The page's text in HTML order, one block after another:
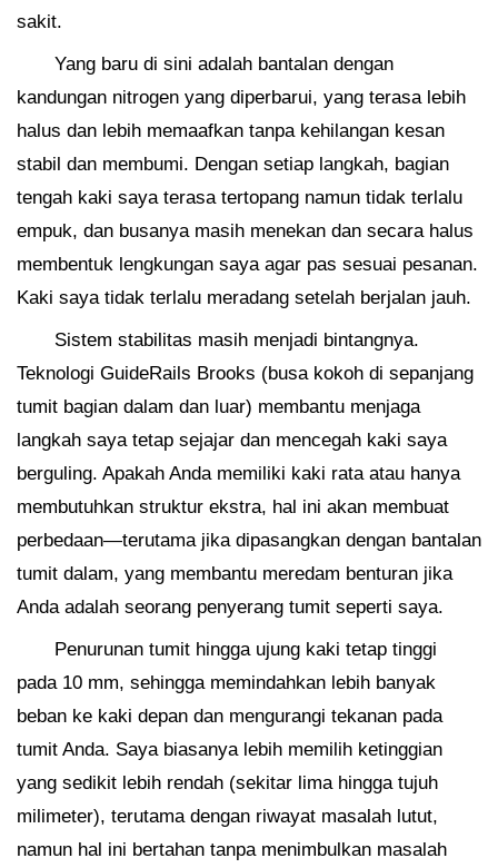
sakit.
Yang baru di sini adalah bantalan dengan
kandungan nitrogen yang diperbarui, yang terasa lebih
halus dan lebih memaafkan tanpa kehilangan kesan
stabil dan membumi. Dengan setiap langkah, bagian
tengah kaki saya terasa tertopang namun tidak terlalu
empuk, dan busanya masih menekan dan secara halus
membentuk lengkungan saya agar pas sesuai pesanan.
Kaki saya tidak terlalu meradang setelah berjalan jauh.
Sistem stabilitas masih menjadi bintangnya.
Teknologi GuideRails Brooks (busa kokoh di sepanjang
tumit bagian dalam dan luar) membantu menjaga
langkah saya tetap sejajar dan mencegah kaki saya
berguling. Apakah Anda memiliki kaki rata atau hanya
membutuhkan struktur ekstra, hal ini akan membuat
perbedaan—terutama jika dipasangkan dengan bantalan
tumit dalam, yang membantu meredam benturan jika
Anda adalah seorang penyerang tumit seperti saya.
Penurunan tumit hingga ujung kaki tetap tinggi
pada 10 mm, sehingga memindahkan lebih banyak
beban ke kaki depan dan mengurangi tekanan pada
tumit Anda. Saya biasanya lebih memilih ketinggian
yang sedikit lebih rendah (sekitar lima hingga tujuh
milimeter), terutama dengan riwayat masalah lutut,
namun hal ini bertahan tanpa menimbulkan masalah